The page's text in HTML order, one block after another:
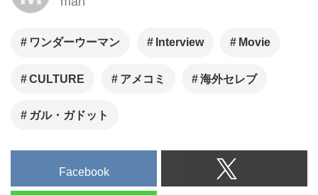
ワンダーウーマン Interview Movie
CULTURE アメコミ 海外セレブ
ガル・ガドット
Facebook